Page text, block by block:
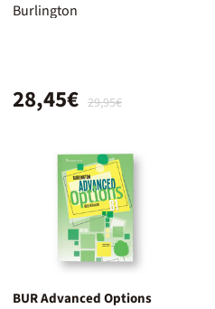
Burlington
29,95€
28,45€
BUR Advanced Options